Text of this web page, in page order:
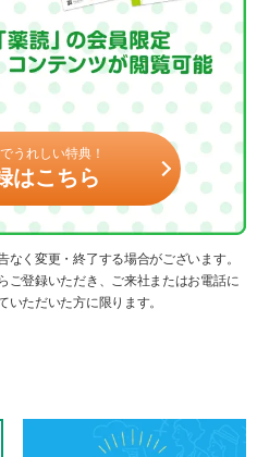
うれしい特典！
はこちら
く変更・終了する場合がございます。
登録いただき、ご来社またはお電話に
ただいた方に限ります。